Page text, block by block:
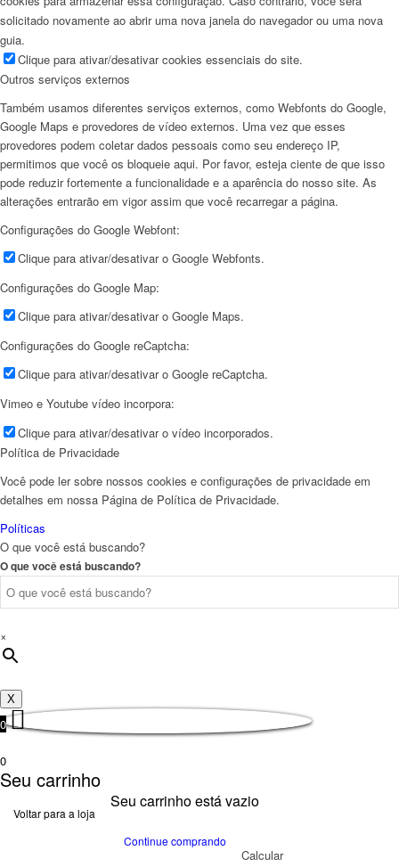
solicitado novamente ao abrir uma nova janela do navegador ou uma nova
guia.
Clique para ativar/desativar cookies essenciais do site.
Outros serviços externos
Também usamos diferentes serviços externos, como Webfonts do Google,
Google Maps e provedores de vídeo externos. Uma vez que esses
provedores podem coletar dados pessoais como seu endereço IP,
permitimos que você os bloqueie aqui. Por favor, esteja ciente de que isso
pode reduzir fortemente a funcionalidade e a aparência do nosso site. As
alterações entrarão em vigor assim que você recarregar a página.
Configurações do Google Webfont:
Clique para ativar/desativar o Google Webfonts.
Configurações do Google Map:
Clique para ativar/desativar o Google Maps.
Configurações do Google reCaptcha:
Clique para ativar/desativar o Google reCaptcha.
Vimeo e Youtube vídeo incorpora:
Clique para ativar/desativar o vídeo incorporados.
Política de Privacidade
Você pode ler sobre nossos cookies e configurações de privacidade em
detalhes em nossa Página de Política de Privacidade.
Políticas
O que você está buscando?
O que você está buscando?
×
X
0
0
Seu carrinho
Seu carrinho está vazio
Voltar para a loja
Continue comprando
Calcular